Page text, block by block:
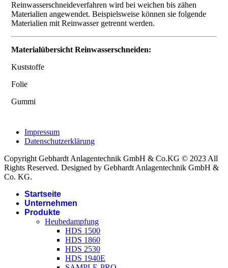
Reinwasserschneideverfahren wird bei weichen bis zähen
Materialien angewendet. Beispielsweise können sie folgende
Materialien mit Reinwasser getrennt werden.
Materialübersicht Reinwasserschneiden:
Kuststoffe
Folie
Gummi
Impressum
Datenschutzerklärung
Copyright Gebhardt Anlagentechnik GmbH & Co.KG © 2023 All
Rights Reserved. Designed by Gebhardt Anlagentechnik GmbH &
Co. KG.
Startseite
Unternehmen
Produkte
Heubedampfung
HDS 1500
HDS 1860
HDS 2530
HDS 1940E